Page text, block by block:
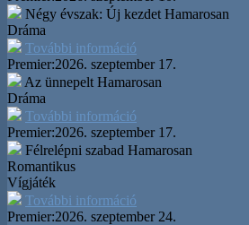
Négy évszak: Új kezdet Hamarosan
Dráma
További információ
Premier:2026. szeptember 17.
Az ünnepelt Hamarosan
Dráma
További információ
Premier:2026. szeptember 17.
Félrelépni szabad Hamarosan
Romantikus
Vígjáték
További információ
Premier:2026. szeptember 24.